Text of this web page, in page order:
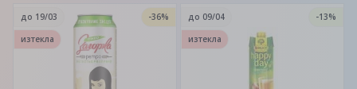
до 19/03
-36%
изтекла
до 09/04
-13%
изтекла